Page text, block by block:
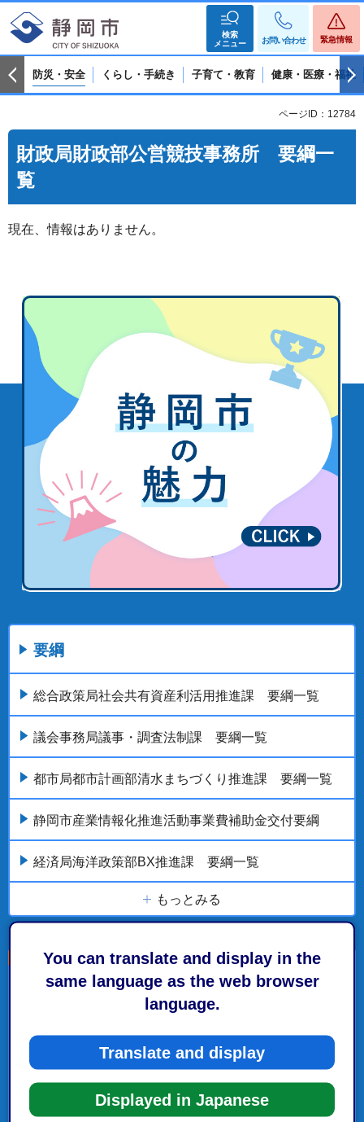
You can translate and display in the
same language as the web browser
language.
Translate and display
Displayed in Japanese
検索
メニュー
お問い合わせ 緊急情報
防災・安全 くらし・手続き 子育て・教育 健康・医療・福祉
ページID：12784
財政局財政部公営競技事務所 要綱一
覧
現在、情報はありません。
要綱
総合政策局社会共有資産利活用推進課 要綱一覧
議会事務局議事・調査法制課 要綱一覧
都市局都市計画部清水まちづくり推進課 要綱一覧
静岡市産業情報化推進活動事業費補助金交付要綱
経済局海洋政策部BX推進課 要綱一覧
もっとみる
こちらの記事も読まれています。
子育て・教育
財政局財政部契約課 要綱一覧